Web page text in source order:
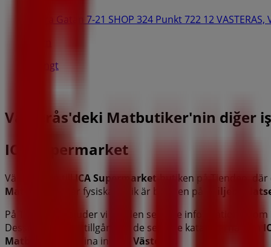
Stora Gatan 7-21 SHOP 324 Punkt 722 12 VASTERAS,
Stängt
Västerås'deki Matbutiker'nin diğer
ICA Supermarket
Välkommen till ICA Supermarket -butiken på Tiendeo,
Matbutiker
. Vår fysiska butik är belägen på
På Tiendeo erbjuder vi dig den senaste informationen om
Dessutom får du tillgång till de senaste katalogerna från
Matbutiker
för dina inköp i Västerås